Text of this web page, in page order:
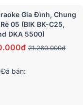
Gia Đình, Chung
05 (BIK BK-C25,
DKA 5500)
21.260.000đ
Đã bán: